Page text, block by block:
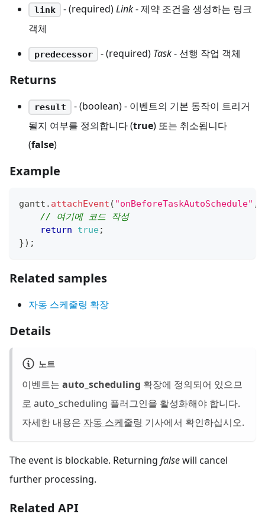
link - (required)Link- 제약 조건을 생성하는 링크
객체
predecessor - (required) Task- 선행 작업 객체
Returns
result
- (boolean) - 이벤트의 기본 동작이 트리거
될지 여부를 정의합니다 (true) 또는 취소됩니다
(false)
Example
gantt . attachEvent ( "onBeforeTaskAutoSchedule" ,
// 여기에 코드 작성
return
true;
}) ;
Related samples
자동 스케줄링 확장
Details
노트
이벤트는 auto_scheduling 확장에 정의되어 있으므
로 auto_scheduling 플러그인을 활성화해야 합니다.
자세한 내용은 자동 스케줄링 기사에서 확인하십시오.
The event is blockable. Returning falsewill cancel
further processing.
Related API